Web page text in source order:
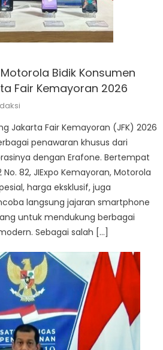
Bidik Konsumen
Fair Kemayoran 2026
Jakarta Fair Kemayoran (JFK) 2026
penawaran khusus dari
dengan Erafone. Bertempat
82, JIExpo Kemayoran, Motorola
harga eksklusif, juga
langsung jajaran smartphone
untuk mendukung berbagai
Sebagai salah […]